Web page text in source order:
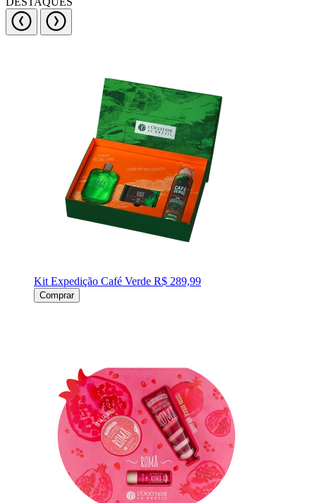
Kit Expedição Café Verde R$ 289,99
Comprar